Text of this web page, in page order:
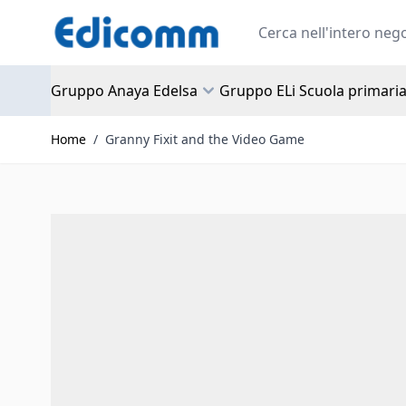
Search
Gruppo Anaya Edelsa Gruppo ELi Scuola primaria
Home / Granny Fixit and the Video Game